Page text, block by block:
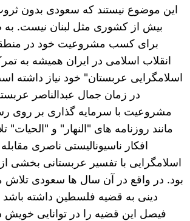
این موضوع نیستند که سعودی بدون
بیش از کشوری مثل لبنان نیست.
برای کسب مشروعیت خود در
انقلاب اسلامی در ایران همیشه به
اسلامگرایی عربستان" خود نیاز داشته
در زمان جمال عبدالناصر
مشروعیت با سرمایه گذاری بر روی
مانند روزنامه های "النهار" و
افکار ناسیونالیستی ناصری
اسلامگرایی با تفسیر عربستانی بخشی از
بود. در واقع در آن سال ها سعودی
دینی به قضیه فلسطین داشته
فیصل این قضیه را در توانایی خویش